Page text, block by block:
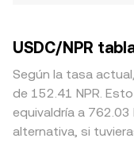
USDC/NPR
Según la tasa
de 152.41 NPR.
equivaldría a 762.03
alternativa, si